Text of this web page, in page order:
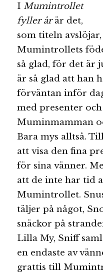
I Mumintrollet
fyller årär det,
som titeln
Mumintrollets
så glad, för det är
är så glad att han
förväntan inför
med presenter
Muminmamman
Bara mys alltså.
att visa den fina
för sina vänner.
att de inte har tid
Mumintrollet.
täljer på något,
snäckor på
Lilla My, Sniff
en endaste av
grattis till